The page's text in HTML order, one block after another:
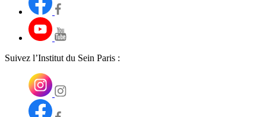
Suivez l’Institut du Sein Paris :